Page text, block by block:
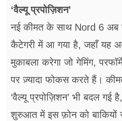
‘वैल्यू प्रपोज़िशन’
नई कीमत के साथ Nord 6 अब
कैटेगरी में आ गया है, जहाँ यह
मुकाबला करेगा जो गेमिंग,
पर ज़्यादा फोकस करते हैं।
‘वैल्यू प्रपोज़िशन’ भी बदल गई
शुरुआत में इस फ़ोन को बाकियों